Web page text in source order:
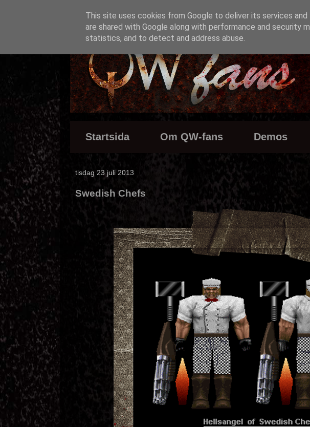
Startsida Om QW-fans Demos
tisdag 23 juli 2013
Swedish Chefs
This site uses cookies from Google to deliver its services
are shared with Google along with performance and security
statistics, and to detect and address abuse.